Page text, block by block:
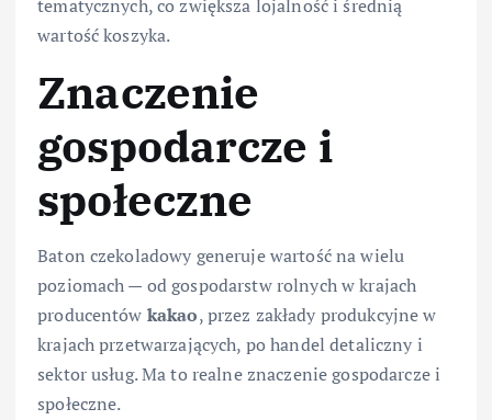
tematycznych, co zwiększa lojalność i średnią
wartość koszyka.
Znaczenie
gospodarcze i
społeczne
Baton czekoladowy generuje wartość na wielu
poziomach — od gospodarstw rolnych w krajach
producentów kakao, przez zakłady produkcyjne w
krajach przetwarzających, po handel detaliczny i
sektor usług. Ma to realne znaczenie gospodarcze i
społeczne.